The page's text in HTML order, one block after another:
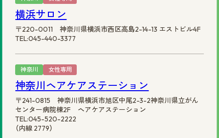
横浜サロン
〒220-0011 神奈川県横浜市西区高島2-14-13 エストビル4F
TEL:045-440-3377
神奈川 女性専用
神奈川ヘアケアステーション
〒241-0815 神奈川県横浜市旭区中尾2-3-2神奈川県立がん
センター病院棟2F ヘアケアステーション
TEL:045-520-2222
（内線 2779）